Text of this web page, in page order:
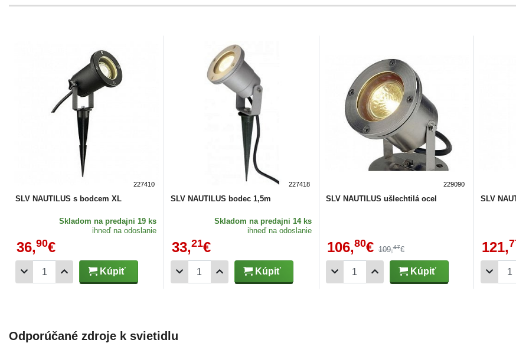
227410
SLV NAUTILUS s bodcem XL
Skladom na predajni 19 ks
ihneď na odoslanie
36,90€
Kúpiť
227418
SLV NAUTILUS bodec 1,5m
Skladom na predajni 14 ks
ihneď na odoslanie
33,21€
Kúpiť
229090
SLV NAUTILUS ušlechtilá ocel
106,80€ 109,47€
Kúpiť
SLV
121,
Odporúčané zdroje k svietidlu